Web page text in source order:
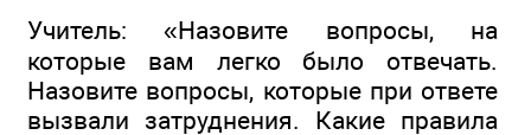
Учитель: «Назовите вопросы, на
которые вам легко было отвечать.
Назовите вопросы, которые при ответе
вызвали затруднения. Какие правила